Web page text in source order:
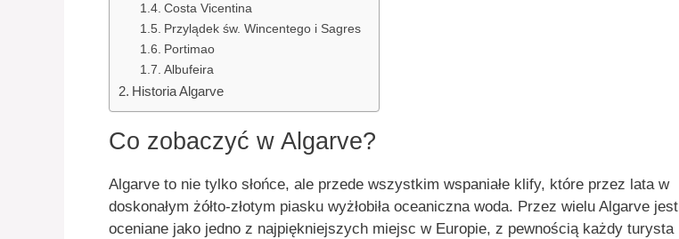
Costa Vicentina
Przylądek św. Wincentego i Sagres
Portimao
Albufeira
Historia Algarve
Co zobaczyć w Algarve?
Algarve to nie tylko słońce, ale przede wszystkim wspaniałe klify, które przez lata w
doskonałym żółto-złotym piasku wyżłobiła oceaniczna woda. Przez wielu Algarve jest
oceniane jako jedno z najpiękniejszych miejsc w Europie, z pewnością każdy turysta